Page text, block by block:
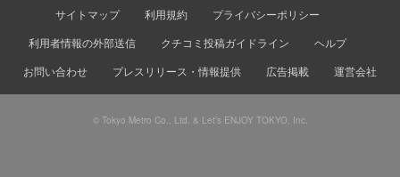
サイトマップ 利用規約
プライバシーポリシー
利用者情報の外部送信
クチコミ投稿ガイドライン
ヘルプ
お問い合わせ
プレスリリース・情報提供 広告掲載 運営会社
© Tokyo Metro Co., Ltd. & Let’s ENJOY TOKYO, Inc.